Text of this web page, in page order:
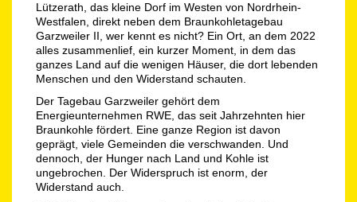
Lützerath, das kleine Dorf im Westen von Nordrhein-
Westfalen, direkt neben dem Braunkohletagebau
Garzweiler II, wer kennt es nicht? Ein Ort, an dem 2022
alles zusammenlief, ein kurzer Moment, in dem das
ganzes Land auf die wenigen Häuser, die dort lebenden
Menschen und den Widerstand schauten.
Der Tagebau Garzweiler gehört dem
Energieunternehmen RWE, das seit Jahrzehnten hier
Braunkohle fördert. Eine ganze Region ist davon
geprägt, viele Gemeinden die verschwanden. Und
dennoch, der Hunger nach Land und Kohle ist
ungebrochen. Der Widerspruch ist enorm, der
Widerstand auch.